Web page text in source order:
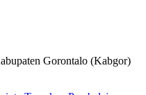
Gorontalo (Kabgor)